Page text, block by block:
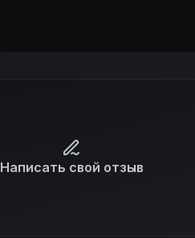
Написать свой отзыв